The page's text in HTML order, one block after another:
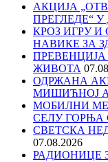
АКЦИЈА
ПРЕГЛЕДЕ“
КРОЗ ИГРУ
НАВИКЕ ЗА
ЖИВОТА
ОДРЖАНА
МИШИЋНОЈ
МОБИЛНИ
СЕЛУ ГОРЊА
СВЕТСКА
07.08.2026
РАДИОНИЦЕ